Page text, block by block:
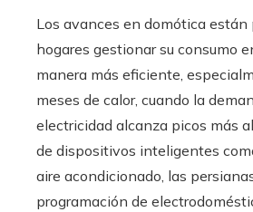
Los avances en domótica
hogares gestionar su consumo
manera más eficiente,
meses de calor, cuando la
electricidad alcanza picos más
de dispositivos inteligentes
aire acondicionado, las
programación de